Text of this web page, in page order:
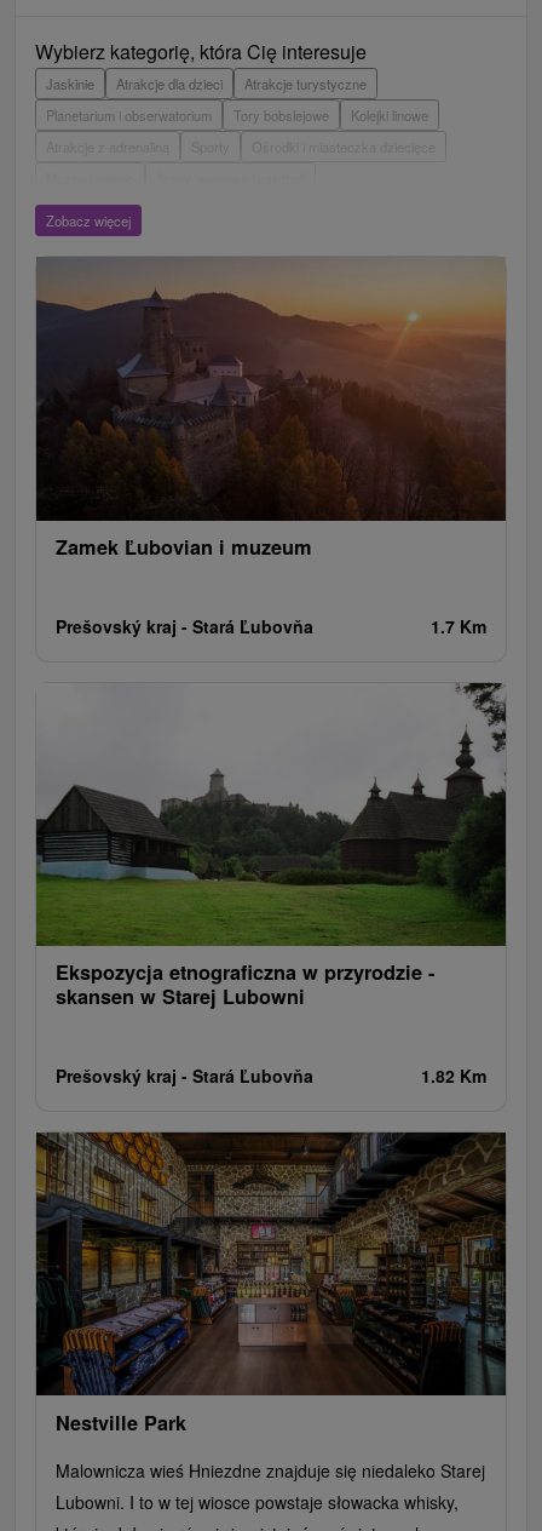
Wybierz kategorię, która Cię interesuje
Jaskinie Atrakcje dla dzieci
Atrakcje turystyczne
Planetarium i obserwatorium
Tory bobslejowe
Kolejki linowe
Atrakcje z adrenaliną
Wieże obserwacyjne i chodniki
Escaperoom
Jeziora, jeziora, zbiorniki wodne
Zabytki techniki
Kościoły drewniane
Jazda konna
Túry a turistické chodníky
Zamki Chaty górskie
Miejsca sakralne
Rafting, rafting, rafting
Ośrodek narciarski
Pola golfowe
Parki miejskie i zamkowe
Amfiteatry i kina w przyrodzie
Tory gokartowe
Szlaki winne
Zobacz więcej
Zamek Ľubovian i muzeum
Prešovský kraj - Stará Ľubovňa 1.7 Km
Ekspozycja etnograficzna w przyrodzie -
skansen w Starej Lubowni
Prešovský kraj - Stará Ľubovňa 1.82 Km
Nestville Park
Malownicza wieś Hniezdne znajduje się niedaleko Starej
Lubowni. I to w tej wiosce powstaje słowacka whisky,